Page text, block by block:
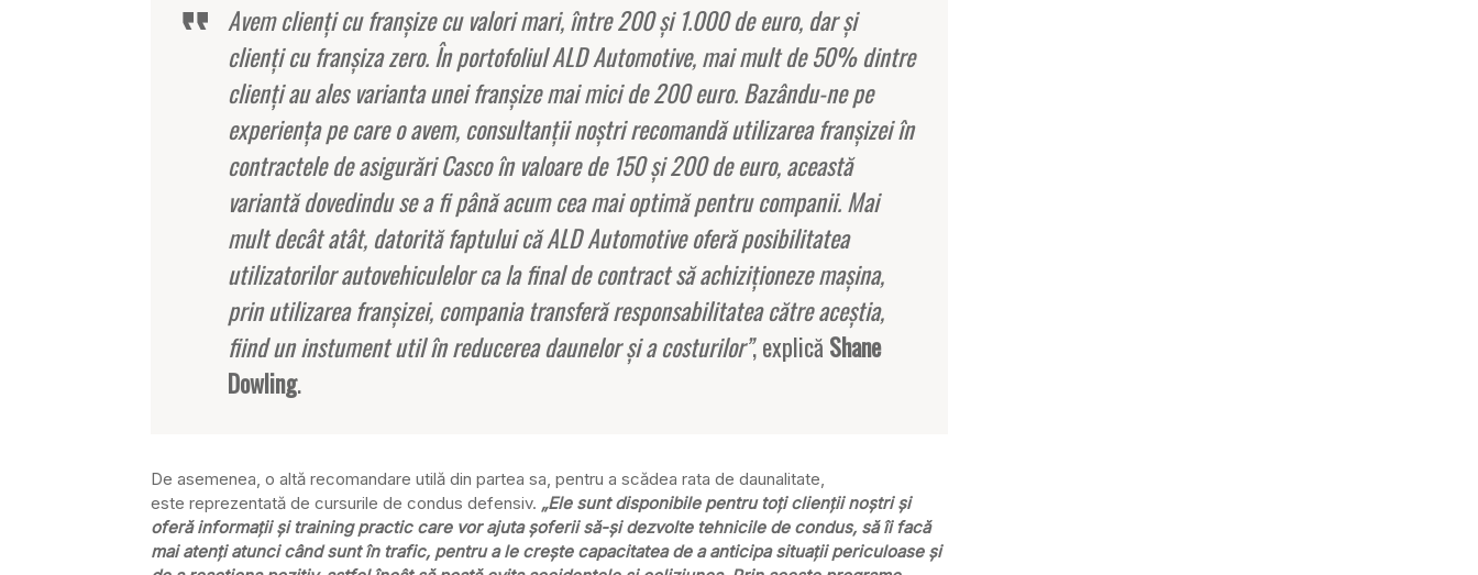
Avem clienţi cu franşize cu valori mari, între 200 şi 1.000 de euro, dar şi
clienţi cu franşiza zero. În portofoliul ALD Automotive, mai mult de 50% dintre
clienţi au ales varianta unei franşize mai mici de 200 euro. Bazându-ne pe
experienţa pe care o avem, consultanţii noştri recomandă utilizarea franşizei în
contractele de asigurări Casco în valoare de 150 şi 200 de euro, această
variantă dovedindu se a fi până acum cea mai optimă pentru companii. Mai
mult decât atât, datorită faptului că ALD Automotive oferă posibilitatea
utilizatorilor autovehiculelor ca la final de contract să achiziţioneze maşina,
prin utilizarea franşizei, compania transferă responsabilitatea către aceştia,
fiind un instument util în reducerea daunelor şi a costurilor”, explică Shane
Dowling.
De asemenea, o altă recomandare utilă din partea sa, pentru a scădea rata de daunalitate,
este reprezentată de cursurile de condus defensiv. „Ele sunt disponibile pentru toţi clienţii noştri şi
oferă informaţii şi training practic care vor ajuta şoferii să-şi dezvolte tehnicile de condus, să îi facă
mai atenţi atunci când sunt în trafic, pentru a le creşte capacitatea de a anticipa situaţii periculoase şi